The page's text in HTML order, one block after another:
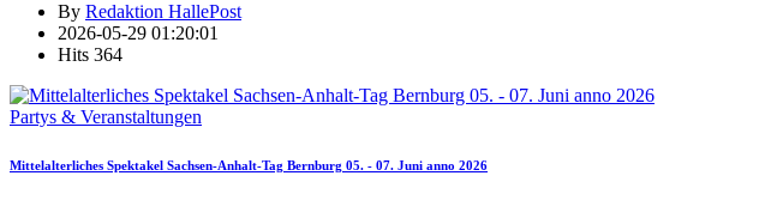
By Redaktion HallePost
2026-05-29 01:20:01
Hits 364
Partys & Veranstaltungen
Mittelalterliches Spektakel Sachsen-Anhalt-Tag Bernburg 05. - 07. Juni anno 2026